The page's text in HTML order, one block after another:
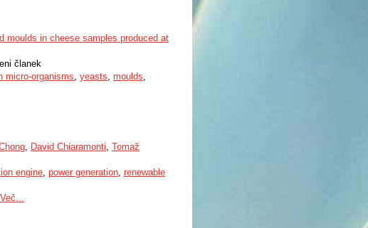
moulds in cheese samples produced at
članek
micro-organisms, yeasts, moulds,
, David Chiaramonti, Tomaž
engine, power generation, renewable
Več...